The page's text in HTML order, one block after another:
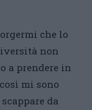
che lo
non
a prendere in
mi sono
da